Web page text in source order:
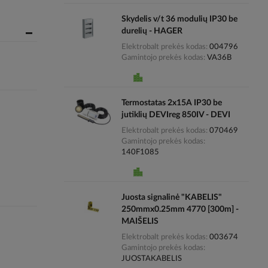
Skydelis v/t 36 modulių IP30 be
durelių - HAGER
Elektrobalt prekės kodas 004796
Gamintojo prekės kodas VA36B
Termostatas 2x15A IP30 be
jutiklių DEVIreg 850IV - DEVI
Elektrobalt prekės kodas 070469
Gamintojo prekės kodas
140F1085
Juosta signalinė "KABELIS"
250mmx0.25mm 4770 [300m] -
MAIŠELIS
Elektrobalt prekės kodas 003674
Gamintojo prekės kodas
JUOSTAKABELIS